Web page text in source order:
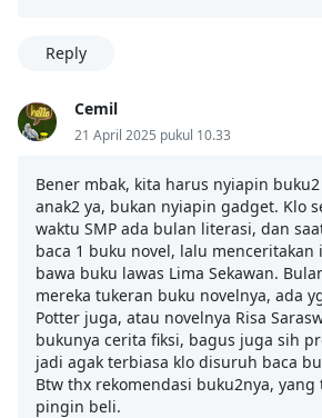
Reply
Cemil
21 April 2025 pukul 10.33
Bener mbak, kita harus nyiapin
anak2 ya, bukan nyiapin gadget. Klo
waktu SMP ada bulan literasi, dan
baca 1 buku novel, lalu menceritakan
bawa buku lawas Lima Sekawan.
mereka tukeran buku novelnya, ada
Potter juga, atau novelnya Risa
bukunya cerita fiksi, bagus juga sih
jadi agak terbiasa klo disuruh baca
Btw thx rekomendasi buku2nya,
pingin beli.